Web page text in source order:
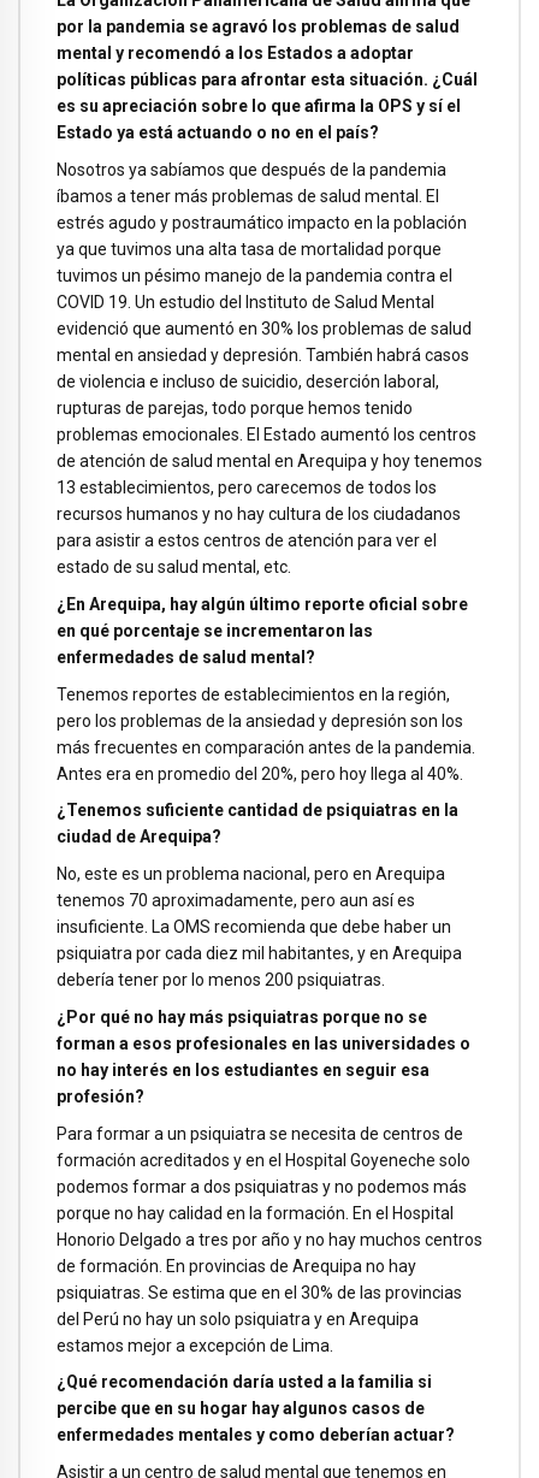
por la pandemia se agravó los problemas de salud
mental y recomendó a los Estados a adoptar
políticas públicas para afrontar esta situación. ¿Cuál
es su apreciación sobre lo que afirma la OPS y sí el
Estado ya está actuando o no en el país?
Nosotros ya sabíamos que después de la pandemia
íbamos a tener más problemas de salud mental. El
estrés agudo y postraumático impacto en la población
ya que tuvimos una alta tasa de mortalidad porque
tuvimos un pésimo manejo de la pandemia contra el
COVID 19. Un estudio del Instituto de Salud Mental
evidenció que aumentó en 30% los problemas de salud
mental en ansiedad y depresión. También habrá casos
de violencia e incluso de suicidio, deserción laboral,
rupturas de parejas, todo porque hemos tenido
problemas emocionales. El Estado aumentó los centros
de atención de salud mental en Arequipa y hoy tenemos
13 establecimientos, pero carecemos de todos los
recursos humanos y no hay cultura de los ciudadanos
para asistir a estos centros de atención para ver el
estado de su salud mental, etc.
¿En Arequipa, hay algún último reporte oficial sobre
en qué porcentaje se incrementaron las
enfermedades de salud mental?
Tenemos reportes de establecimientos en la región,
pero los problemas de la ansiedad y depresión son los
más frecuentes en comparación antes de la pandemia.
Antes era en promedio del 20%, pero hoy llega al 40%.
¿Tenemos suficiente cantidad de psiquiatras en la
ciudad de Arequipa?
No, este es un problema nacional, pero en Arequipa
tenemos 70 aproximadamente, pero aun así es
insuficiente. La OMS recomienda que debe haber un
psiquiatra por cada diez mil habitantes, y en Arequipa
debería tener por lo menos 200 psiquiatras.
¿Por qué no hay más psiquiatras porque no se
forman a esos profesionales en las universidades o
no hay interés en los estudiantes en seguir esa
profesión?
Para formar a un psiquiatra se necesita de centros de
formación acreditados y en el Hospital Goyeneche solo
podemos formar a dos psiquiatras y no podemos más
porque no hay calidad en la formación. En el Hospital
Honorio Delgado a tres por año y no hay muchos centros
de formación. En provincias de Arequipa no hay
psiquiatras. Se estima que en el 30% de las provincias
del Perú no hay un solo psiquiatra y en Arequipa
estamos mejor a excepción de Lima.
¿Qué recomendación daría usted a la familia si
percibe que en su hogar hay algunos casos de
enfermedades mentales y como deberían actuar?
Asistir a un centro de salud mental que tenemos en